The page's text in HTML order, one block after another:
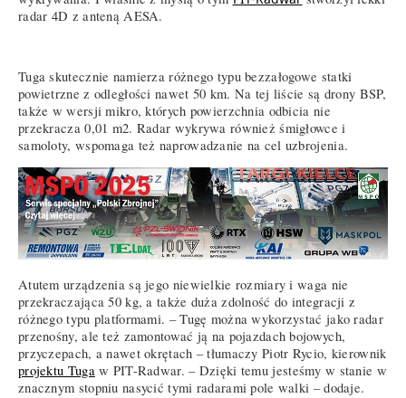
radar 4D z anteną AESA.
Tuga skutecznie namierza różnego typu bezzałogowe statki
powietrzne z odległości nawet 50 km. Na tej liście są drony BSP,
także w wersji mikro, których powierzchnia odbicia nie
przekracza 0,01 m2. Radar wykrywa również śmigłowce i
samoloty, wspomaga też naprowadzanie na cel uzbrojenia.
Atutem urządzenia są jego niewielkie rozmiary i waga nie
przekraczająca 50 kg, a także duża zdolność do integracji z
różnego typu platformami. – Tugę można wykorzystać jako radar
przenośny, ale też zamontować ją na pojazdach bojowych,
przyczepach, a nawet okrętach – tłumaczy Piotr Rycio, kierownik
projektu Tugaw PIT-Radwar. – Dzięki temu jesteśmy w stanie w
znacznym stopniu nasycić tymi radarami pole walki – dodaje.